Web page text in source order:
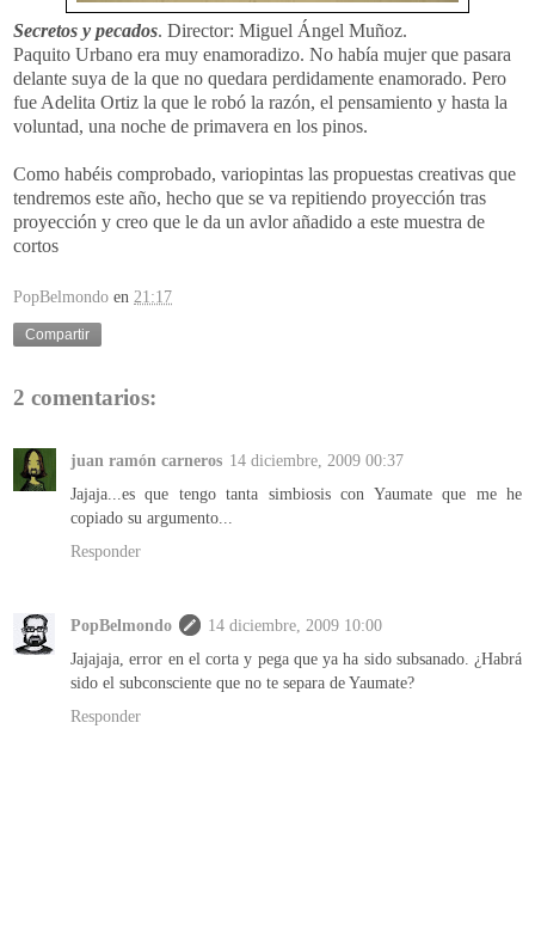
Secretos y pecados. Director: Miguel Ángel Muñoz.
Paquito Urbano era muy enamoradizo. No había mujer que pasara
delante suya de la que no quedara perdidamente enamorado. Pero
fue Adelita Ortiz la que le robó la razón, el pensamiento y hasta la
voluntad, una noche de primavera en los pinos.
Como habéis comprobado, variopintas las propuestas creativas que
tendremos este año, hecho que se va repitiendo proyección tras
proyección y creo que le da un avlor añadido a este muestra de
cortos
PopBelmondo en 21:17
Compartir
2 comentarios:
juan ramón carneros 14 diciembre, 2009 00:37
Jajaja...es que tengo tanta simbiosis con Yaumate que me he
copiado su argumento...
Responder
PopBelmondo
14 diciembre, 2009 10:00
Jajajaja, error en el corta y pega que ya ha sido subsanado. ¿Habrá
sido el subconsciente que no te separa de Yaumate?
Responder